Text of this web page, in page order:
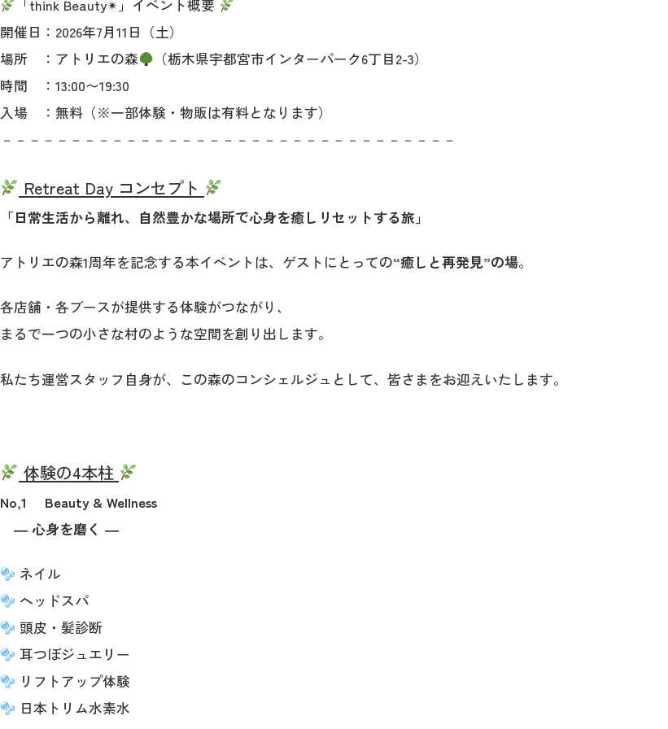
「think Beauty✴︎」イベント概要
開催日：2026年7月11日（土）
場所 ：アトリエの森
（栃木県宇都宮市インターパーク6丁目2-3）
時間 ：13:00〜19:30
入場 ：無料（※一部体験・物販は有料となります）
－－－－－－－－－－－－－－－－－－－－－－－－－－－－－－－－－
Retreat Day コンセプト
「日常生活から離れ、自然豊かな場所で心身を癒しリセットする旅」
アトリエの森1周年を記念する本イベントは、ゲストにとっての“癒しと再発見”の場。
各店舗・各ブースが提供する体験がつながり、
まるで一つの小さな村のような空間を創り出します。
私たち運営スタッフ自身が、この森のコンシェルジュとして、皆さまをお迎えいたします。
体験の4本柱
No,1 Beauty & Wellness
― 心身を磨く ―
ネイル
ヘッドスパ
頭皮・髪診断
耳つぼジュエリー
リフトアップ体験
日本トリム水素水